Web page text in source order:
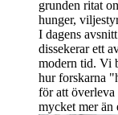
grunden ritat
hunger,
I dagens
dissekerar ett
modern tid. Vi
hur forskarna
för att
mycket mer än